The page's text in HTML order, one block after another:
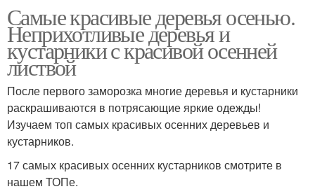
Самые красивые деревья осенью.
Неприхотливые деревья и
кустарники с красивой осенней
листвой
После первого заморозка многие деревья и кустарники
раскрашиваются в потрясающие яркие одежды!
Изучаем топ самых красивых осенних деревьев и
кустарников.
17 самых красивых осенних кустарников смотрите в
нашем ТОПе.